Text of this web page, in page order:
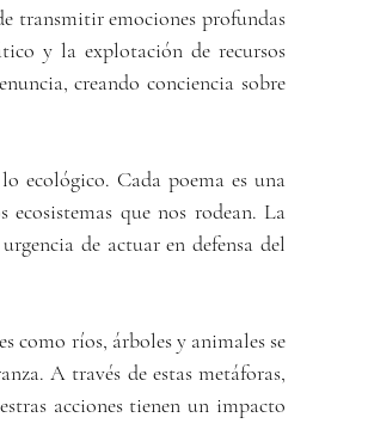
y la explotación de recursos
creando conciencia sobre
que nos rodean. La
de actuar en defensa del
A través de estas metáforas,
acciones tienen un impacto